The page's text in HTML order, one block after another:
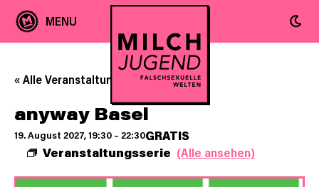
« Alle Veranstaltungen
anyway Basel
19. August 2027, 19:30 – 22:30
Veranstaltungsserie (Alle ansehen)
GRATIS